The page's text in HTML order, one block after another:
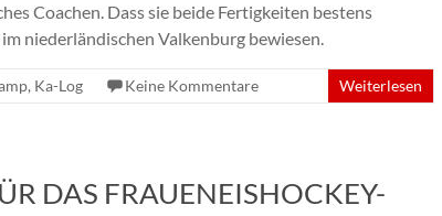
Coachen. Dass sie beide Fertigkeiten bestens
niederländischen Valkenburg bewiesen.
, Ka-Log Keine Kommentare Weiterlesen
DAS FRAUENEISHOCKEY-